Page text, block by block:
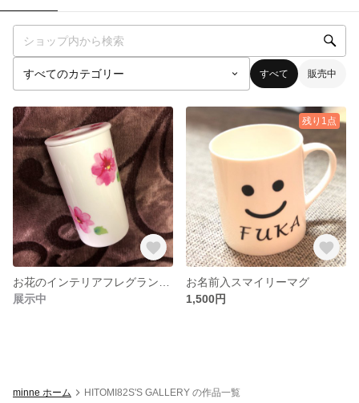
すべて 販売中
展示中
残り1点
お名前入スマイリーマグ
1,500円
minne ホーム HITOMI82S'S GALLERY の作品一覧